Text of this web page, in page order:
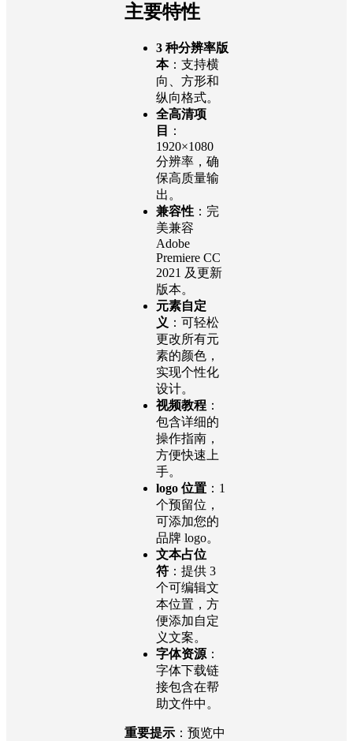
主要特性
3 种分辨率版
本：支持横
向、方形和
纵向格式。
全高清项
目
：
1920×1080
分辨率，确
保高质量输
出。
兼容性 ：完
美兼容
Adobe
Premiere CC
2021 及更新
版本。
元素自定
义 ：可轻松
更改所有元
素的颜色，
实现个性化
设计。
视频教程 ：
包含详细的
操作指南，
方便快速上
手。
logo 位置 ：1
个预留位，
可添加您的
品牌 logo。
文本占位
符 ：提供 3
个可编辑文
本位置，方
便添加自定
义文案。
字体资源 ：
字体下载链
接包含在帮
助文件中。
重要提示 ：预览中